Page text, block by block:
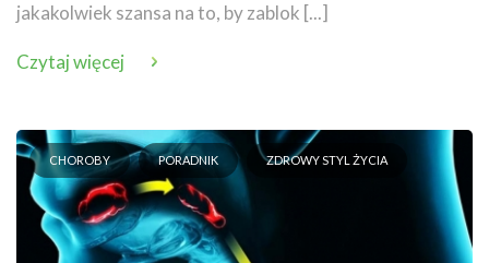
jakakolwiek szansa na to, by zablok [...]
Czytaj więcej
CHOROBY PORADNIK ZDROWY STYL ŻYCIA